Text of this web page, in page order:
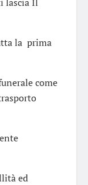
la prima
come
ed